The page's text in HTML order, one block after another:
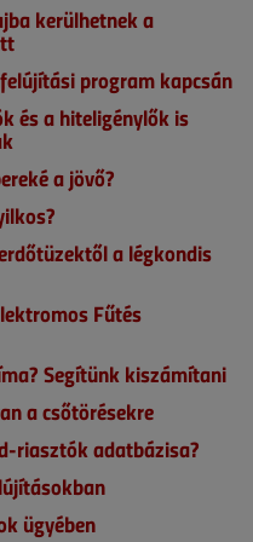
kerülhetnek a
program kapcsán
és a hiteligénylők is
a jövő?
a légkondis
Fűtés
Segítünk kiszámítani
a csőtörésekre
riasztók adatbázisa?
ügyében